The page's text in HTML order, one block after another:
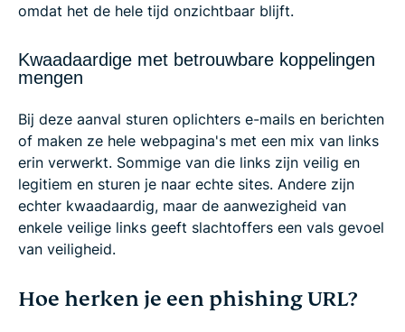
omdat het de hele tijd onzichtbaar blijft.
Kwaadaardige met betrouwbare koppelingen
mengen
Bij deze aanval sturen oplichters e-mails en berichten
of maken ze hele webpagina's met een mix van links
erin verwerkt. Sommige van die links zijn veilig en
legitiem en sturen je naar echte sites. Andere zijn
echter kwaadaardig, maar de aanwezigheid van
enkele veilige links geeft slachtoffers een vals gevoel
van veiligheid.
Hoe herken je een phishing URL?